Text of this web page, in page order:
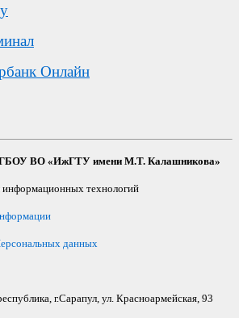
Онлайн
ВО «ИжГТУ имени М.Т. Калашникова»
технологий
данных
г.Сарапул, ул. Красноармейская, 93